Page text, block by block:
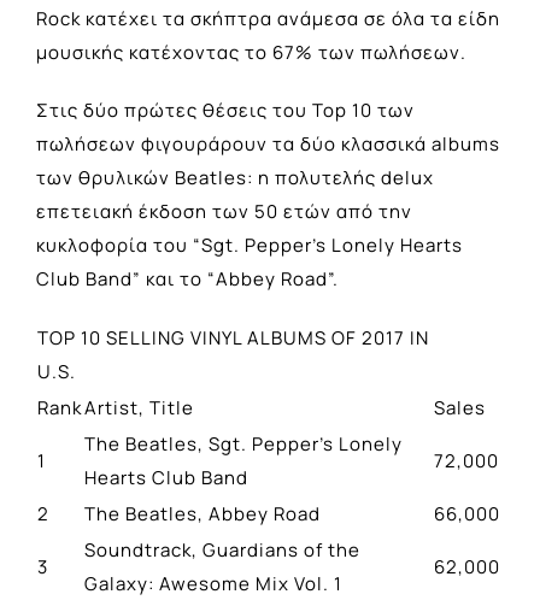
Rock κατέχει τα σκήπτρα ανάμεσα σε όλα τα είδη
μουσικής κατέχοντας το 67% των πωλήσεων.
Στις δύο πρώτες θέσεις του Top 10 των
πωλήσεων φιγουράρουν τα δύο κλασσικά albums
των θρυλικών Beatles: η πολυτελής delux
επετειακή έκδοση των 50 ετών από την
κυκλοφορία του “Sgt. Pepper’s Lonely Hearts
Club Band” και το “Abbey Road”.
TOP 10 SELLING VINYL ALBUMS OF 2017 IN
U.S.
RankArtist, Title Sales
1
The Beatles, Sgt. Pepper’s Lonely
Hearts Club Band
72,000
2 The Beatles, Abbey Road 66,000
3
Soundtrack, Guardians of the
Galaxy: Awesome Mix Vol. 1
62,000